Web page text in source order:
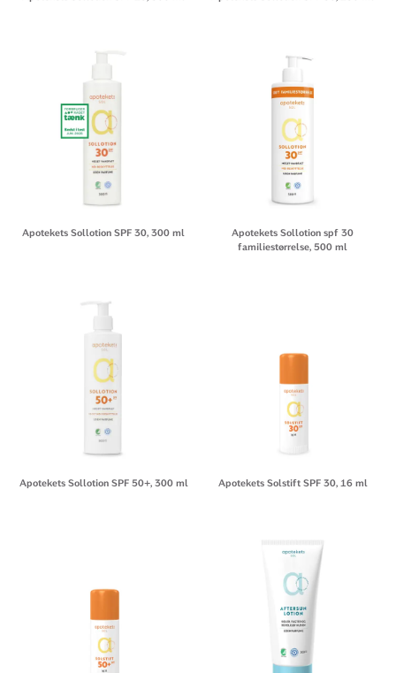
Apotekets Sollotion SPF 30, 300 ml
Apotekets Sollotion spf 30
familiestørrelse, 500 ml
Apotekets Sollotion SPF 50+, 300 ml Apotekets Solstift SPF 30, 16 ml